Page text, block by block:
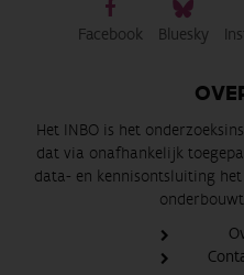
Facebook Bluesky
Het INBO is het
dat via onafhankelijk
data- en kennisontsluiting